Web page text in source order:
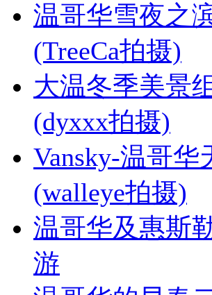
温哥华雪夜之
(TreeCa拍摄)
大温冬季美景
(dyxxx拍摄)
Vansky-温哥华
(walleye拍摄)
温哥华及惠斯
游